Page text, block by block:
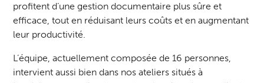
profitent d’une gestion documentaire plus sûre et
efficace, tout en réduisant leurs coûts et en augmentant
leur productivité.
L’équipe, actuellement composée de 16 personnes,
intervient aussi bien dans nos ateliers situés à